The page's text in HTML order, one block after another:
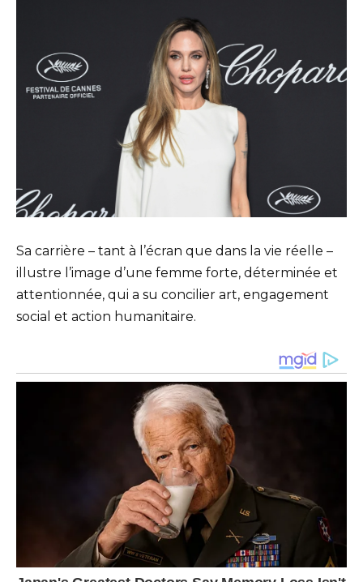
Sa carrière – tant à l’écran que dans la vie réelle –
illustre l’image d’une femme forte, déterminée et
attentionnée, qui a su concilier art, engagement
social et action humanitaire.